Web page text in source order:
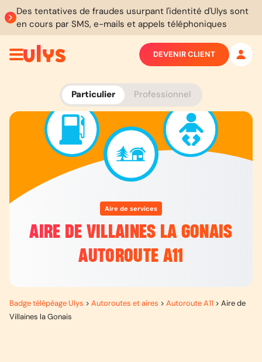
Des tentatives de fraudes usurpant l'identité d'Ulys sont
en cours par SMS, e-mails et appels téléphoniques
Particulier Professionnel
DEVENIR CLIENT
Aire de services
AIRE DE VILLAINES LA GONAIS
AUTOROUTE A11
Badge télépéage Ulys > Autoroutes et aires > Autoroute A11 > Aire de
Villaines la Gonais